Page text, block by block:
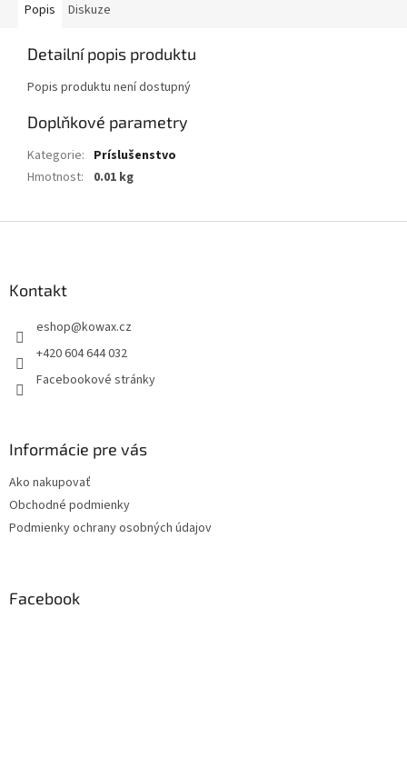
Popis Diskuze
Detailní popis produktu
Popis produktu není dostupný
Doplňkové parametry
Kategorie: Príslušenstvo
Hmotnost: 0.01 kg
Kontakt
eshop@kowax.cz
+420 604 644 032
Facebookové stránky
Informácie pre vás
Ako nakupovať
Obchodné podmienky
Podmienky ochrany osobných údajov
Facebook